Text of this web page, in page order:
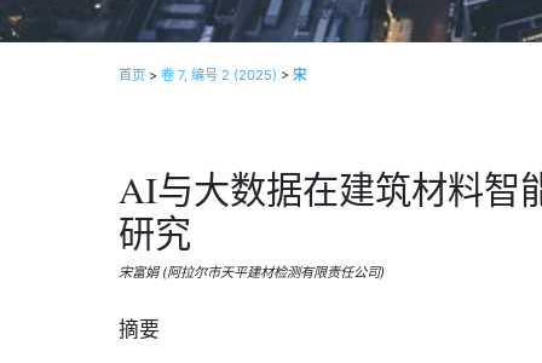
首页 > 卷 7, 编号 2 (2025) > 宋
AI与大数据在建筑材料智
研究
宋富娟 (阿拉尔市天平建材检测有限责任公司)
摘要